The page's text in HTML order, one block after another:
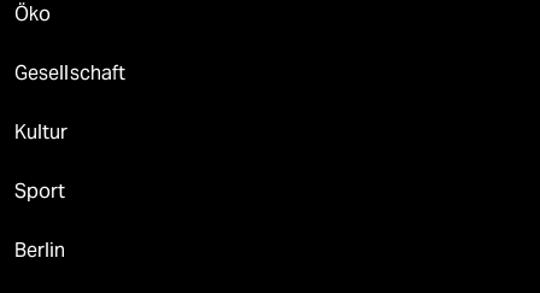
Öko
Gesellschaft
Kultur
Sport
Berlin